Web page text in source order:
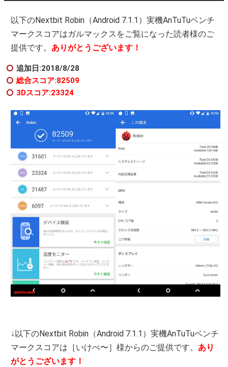
以下のNextbit Robin（Android 7.1.1）実機AnTuTuベンチ
マークスコアはガルマックスをご覧になった読者様のご
提供です。 ありがとうございます！
追加日:2018/8/28
総合スコア:82509
3Dスコア:23324
↓以下のNextbit Robin（Android 7.1.1）実機AnTuTuベンチ
マークスコアは［いけぺ〜］様からのご提供です。 あり
がとうございます！